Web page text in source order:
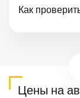
Как
Цены на